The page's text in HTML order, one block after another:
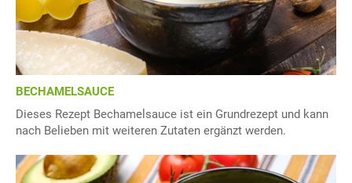
BECHAMELSAUCE
Dieses Rezept Bechamelsauce ist ein Grundrezept und kann
nach Belieben mit weiteren Zutaten ergänzt werden.